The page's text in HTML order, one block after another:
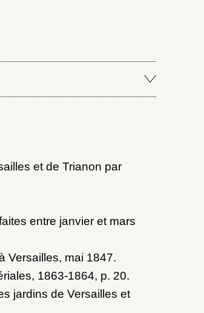
et de Trianon par
entre janvier et mars
Versailles, mai 1847.
1863-1864, p. 20.
jardins de Versailles et